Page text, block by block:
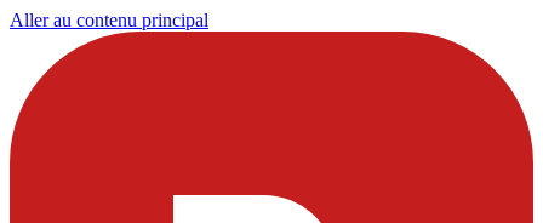
Aller au contenu principal